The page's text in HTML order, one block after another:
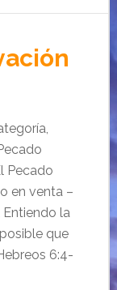
Pecado
en venta –
la
que
6:4-